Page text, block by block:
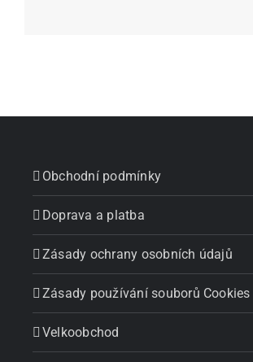
Obchodní podmínky
Doprava a platba
Zásady ochrany osobních údajů
Zásady používání souborů Cookies
Velkoobchod